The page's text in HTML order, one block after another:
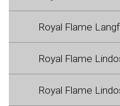
Royal Flame
Royal Flame
Royal Flame